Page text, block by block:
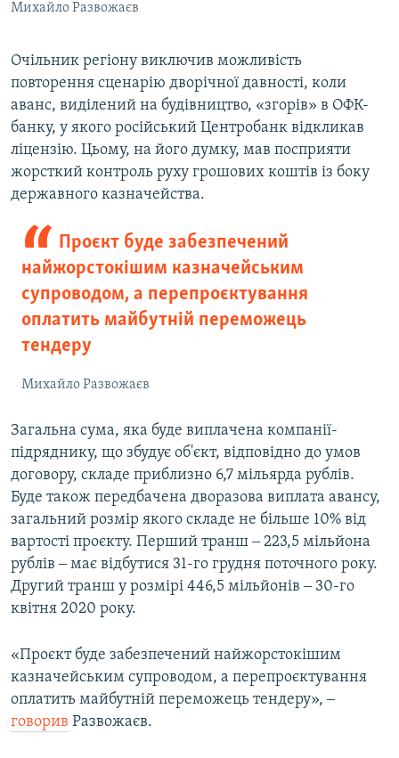
Михайло Развожаєв
Очільник регіону виключив можливість
повторення сценарію дворічної давності, коли
аванс, виділений на будівництво, «згорів» в ОФК-
банку, у якого російський Центробанк відкликав
ліцензію. Цьому, на його думку, мав посприяти
жорсткий контроль руху грошових коштів із боку
державного казначейства.
Проєкт буде забезпечений
найжорстокішим казначейським
супроводом, а перепроєктування
оплатить майбутній переможець
тендеру
Михайло Развожаєв
Загальна сума, яка буде виплачена компанії-
підряднику, що збудує об'єкт, відповідно до умов
договору, складе приблизно 6,7 мільярда рублів.
Буде також передбачена дворазова виплата авансу,
загальний розмір якого складе не більше 10% від
вартості проєкту. Перший транш ‒ 223,5 мільйона
рублів ‒ має відбутися 31-го грудня поточного року.
Другий транш у розмірі 446,5 мільйонів ‒ 30-го
квітня 2020 року.
«Проєкт буде забезпечений найжорстокішим
казначейським супроводом, а перепроєктування
оплатить майбутній переможець тендеру», ‒
говорив Развожаєв.